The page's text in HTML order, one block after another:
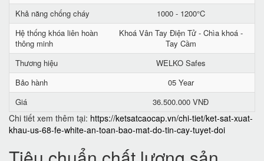
Khả năng chống cháy
1000 - 1200°C
Hệ thống khóa liên hoàn
thông minh
Khoá Vân Tay Điện Tử - Chìa khoá -
Tay Cầm
Thương hiệu
WELKO Safes
Bảo hành
05 Year
Giá
36.500.000 VNĐ
Chi tiết xem thêm tại: https://ketsatcaocap.vn/chi-tiet/ket-sat-xuat-
khau-us-68-fe-white-an-toan-bao-mat-do-tin-cay-tuyet-doi